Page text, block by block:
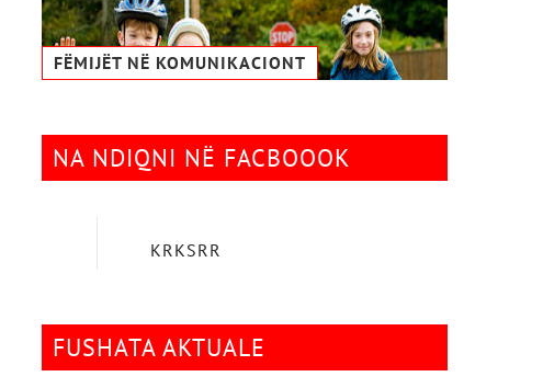
FËMIJËT NË KOMUNIKACIONТ
NA NDIQNI NË FACBOOOK
KRKSRR
FUSHATA AKTUALE